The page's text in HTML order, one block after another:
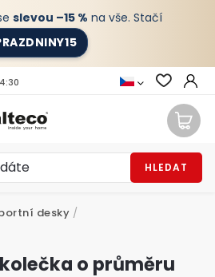
slevou –15 % na vše. Stačí
HLEDAT
desky /
o průměru